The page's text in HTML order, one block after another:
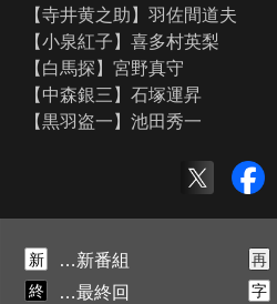
【寺井黄之助】羽佐間道夫
【小泉紅子】喜多村英梨
【白馬探】宮野真守
【中森銀三】石塚運昇
【黒羽盗一】池田秀一
新 …新番組 再
終 …最終回 字